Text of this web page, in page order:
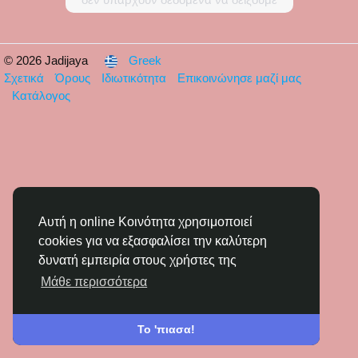
Αυτή η online Κοινότητα χρησιμοποιεί
cookies για να εξασφαλίσει την καλύτερη
δυνατή εμπειρία στους χρήστες της
Μάθε περισσότερα
Το 'πιασα!
© 2026 Jadijaya
Greek
Σχετικά
Όρους Ιδιωτικότητα
Επικοινώνησε μαζί μας
Κατάλογος